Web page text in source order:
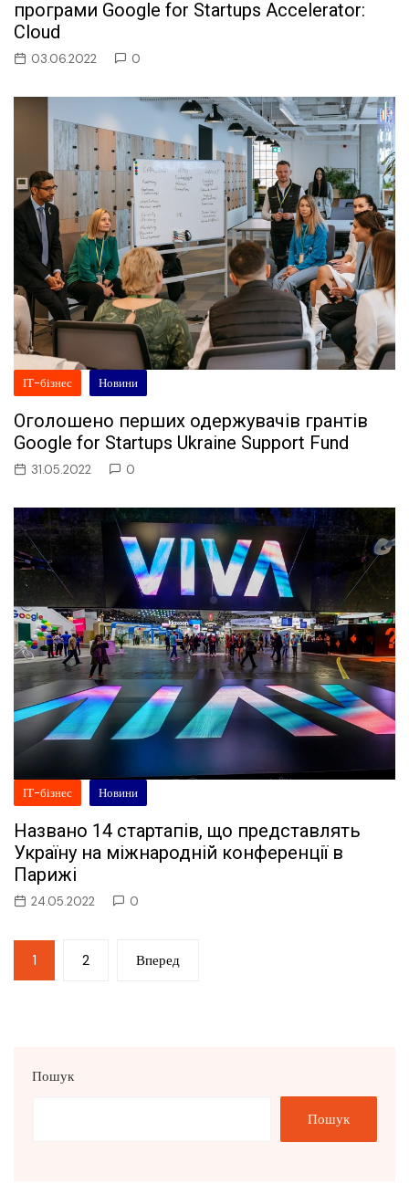
програми Google for Startups Accelerator:
Cloud
03.06.2022 0
ІТ-бізнес Новини
Оголошено перших одержувачів грантів
Google for Startups Ukraine Support Fund
31.05.2022 0
ІТ-бізнес Новини
Названо 14 стартапів, що представлять
Україну на міжнародній конференції в
Парижі
24.05.2022 0
Пагінація
записів
1 2 Вперед
Пошук
Пошук